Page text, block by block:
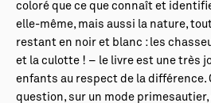
coloré que ce que connaît et
elle-même, mais aussi la nature,
restant en noir et blanc : les
et la culotte ! – le livre est une très
enfants au respect de la différence.
question, sur un mode